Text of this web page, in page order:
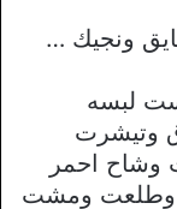
لبسه
وتيشرت
احمر
وطلعت ومشت